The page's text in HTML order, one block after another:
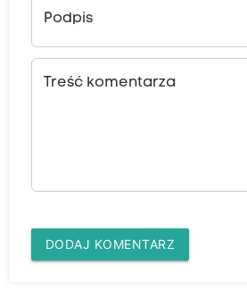
Podpis
Treść komentarza
DODAJ KOMENTARZ